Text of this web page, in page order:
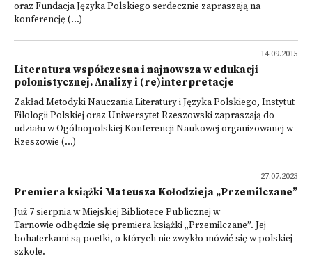
oraz Fundacja Języka Polskiego serdecznie zapraszają na
konferencję (...)
14.09.2015
Literatura współczesna i najnowsza w edukacji
polonistycznej. Analizy i (re)interpretacje
Zakład Metodyki Nauczania Literatury i Języka Polskiego, Instytut
Filologii Polskiej oraz Uniwersytet Rzeszowski zapraszają do
udziału w Ogólnopolskiej Konferencji Naukowej organizowanej w
Rzeszowie (...)
27.07.2023
Premiera książki Mateusza Kołodzieja „Przemilczane”
Już 7 sierpnia w Miejskiej Bibliotece Publicznej w
Tarnowie odbędzie się premiera książki „Przemilczane”. Jej
bohaterkami są poetki, o których nie zwykło mówić się w polskiej
szkole.